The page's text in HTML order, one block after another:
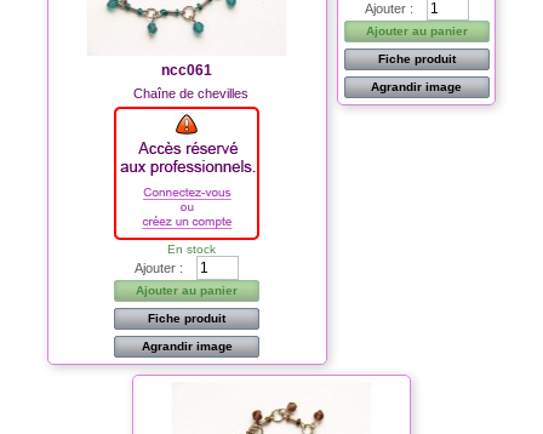
ncc061
Chaîne de chevilles
En stock
Ajouter :
Ajouter au panier
Fiche produit
Agrandir image
Ajouter :
Ajouter au panier
Fiche produit
Agrandir image